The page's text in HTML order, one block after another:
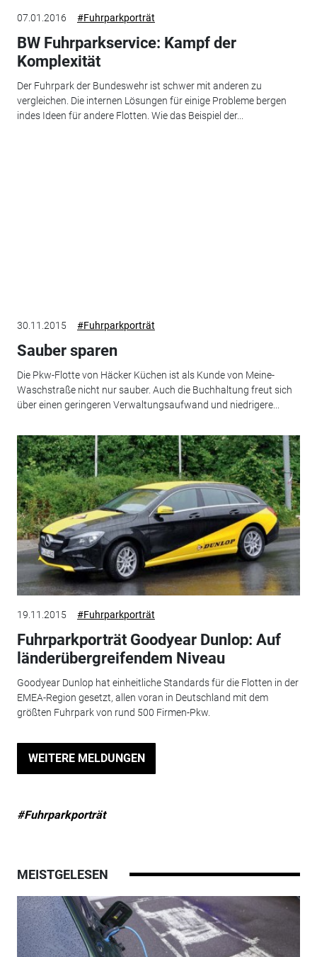
07.01.2016 #Fuhrparkporträt
BW Fuhrparkservice: Kampf der
Komplexität
Der Fuhrpark der Bundeswehr ist schwer mit anderen zu
vergleichen. Die internen Lösungen für einige Probleme bergen
indes Ideen für andere Flotten. Wie das Beispiel der...
30.11.2015 #Fuhrparkporträt
Sauber sparen
Die Pkw-Flotte von Häcker Küchen ist als Kunde von Meine-
Waschstraße nicht nur sauber. Auch die Buchhaltung freut sich
über einen geringeren Verwaltungsaufwand und niedrigere...
19.11.2015 #Fuhrparkporträt
Fuhrparkporträt Goodyear Dunlop: Auf
länderübergreifendem Niveau
Goodyear Dunlop hat einheitliche Standards für die Flotten in der
EMEA-Region gesetzt, allen voran in Deutschland mit dem
größten Fuhrpark von rund 500 Firmen-Pkw.
WEITERE MELDUNGEN
#Fuhrparkporträt
MEISTGELESEN